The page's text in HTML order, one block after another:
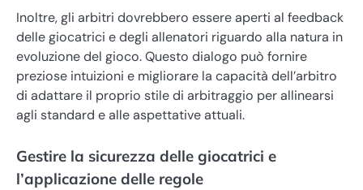
Inoltre, gli arbitri dovrebbero essere aperti al feedback
delle giocatrici e degli allenatori riguardo alla natura in
evoluzione del gioco. Questo dialogo può fornire
preziose intuizioni e migliorare la capacità dell’arbitro
di adattare il proprio stile di arbitraggio per allinearsi
agli standard e alle aspettative attuali.
Gestire la sicurezza delle giocatrici e
l’applicazione delle regole